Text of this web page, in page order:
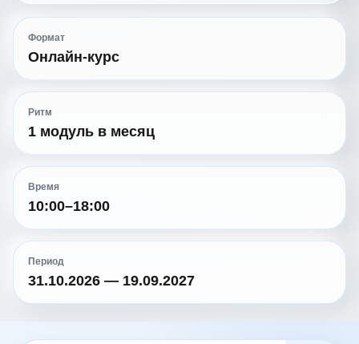
Формат
Онлайн-курс
Ритм
1 модуль в месяц
Время
10:00–18:00
Период
31.10.2026 — 19.09.2027